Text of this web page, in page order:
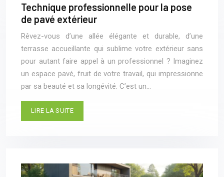
Technique professionnelle pour la pose
de pavé extérieur
Rêvez-vous d’une allée élégante et durable, d’une
terrasse accueillante qui sublime votre extérieur sans
pour autant faire appel à un professionnel ? Imaginez
un espace pavé, fruit de votre travail, qui impressionne
par sa beauté et sa longévité. C’est un…
LIRE LA SUITE